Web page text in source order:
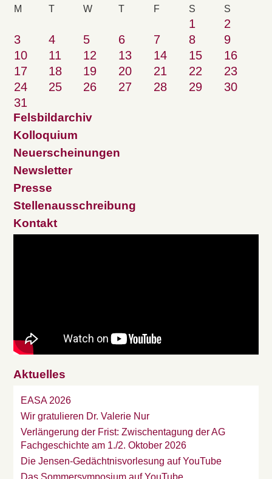
M T W T F S S
1
2
3
4 5 6 7 8
9
10
11 12 13 14 15
16
17
18 19 20 21 22
23
24
25 26 27 28 29
30
31
Felsbildarchiv
Kolloquium
Neuerscheinungen
Newsletter
Presse
Stellenausschreibung
Kontakt
Aktuelles
EASA 2026
Wir gratulieren Dr. Valerie Nur
Verlängerung der Frist: Zwischentagung der AG
Fachgeschichte am 1./2. Oktober 2026
Die Jensen-Gedächtnisvorlesung auf YouTube